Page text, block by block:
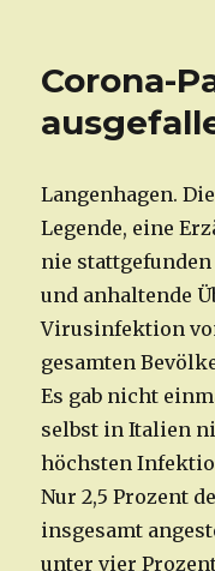
Corona-
Langenhagen.
Legende, eine
nie
und anhaltende
Virusinfektion
gesamten
Es gab nicht
selbst in Italien
höchsten
Nur 2,5 Prozent
insgesamt
unter vier